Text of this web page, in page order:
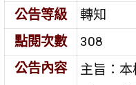
公告等級
轉知
點閱次數
308
公告內容
主旨：